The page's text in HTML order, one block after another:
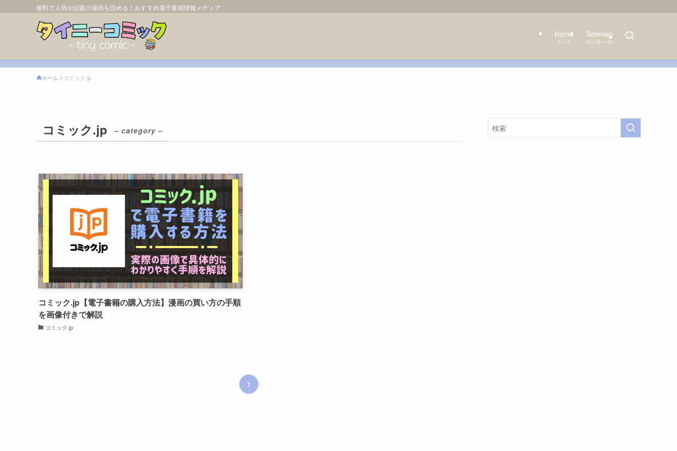
無料で人気や話題の漫画を読める！おすすめ電子書籍情報メディア
Home
ホーム
Sitemap
全記事 一覧
ホーム コミック.jp
コミック.jp – category –
コミック.jp【電子書籍の購入方法】漫画の買い方の手順
を画像付きで解説
コミック.jp
1